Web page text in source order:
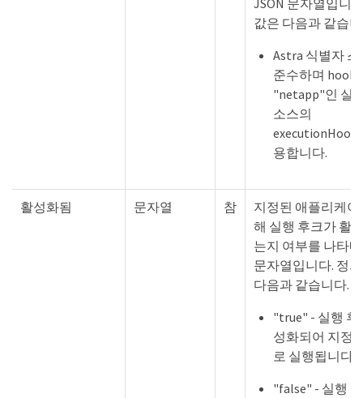
JSON 문자열입니
값은 다음과 같습
Astra 식별자
준수하며
"netapp"인 실
소스의
용합니다.
활성화됨 문자열 참
지정된 애플리케이
해 실행 후크가 활
는지 여부를 나타
문자열입니다. 정
다음과 같습니다.
"true" - 실행 후
성화되어 지정
로 실행됩니다.
"false" - 실행